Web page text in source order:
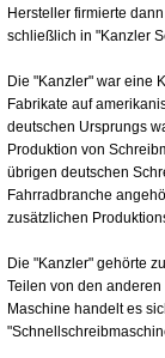
Hersteller firmierte
schließlich in "Kanzler
Die "Kanzler" war eine
Fabrikate auf
deutschen Ursprungs
Produktion von
übrigen deutschen
Fahrradbranche
zusätzlichen
Die "Kanzler" gehörte
Teilen von den
Maschine handelt es